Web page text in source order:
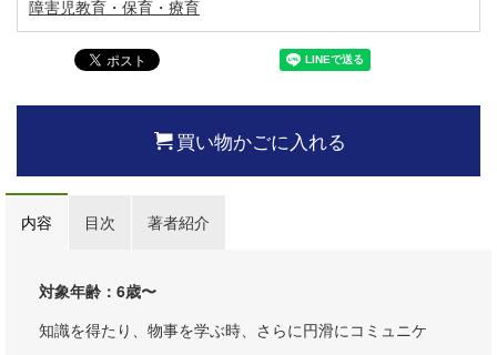
障害児教育・保育・療育
買い物かごに入れる
内容 目次 著者紹介
対象年齢：6歳〜
知識を得たり、物事を学ぶ時、さらに円滑にコミュニケ